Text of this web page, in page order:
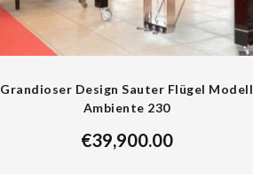
Grandioser Design Sauter Flügel Modell
Ambiente 230
€39,900.00